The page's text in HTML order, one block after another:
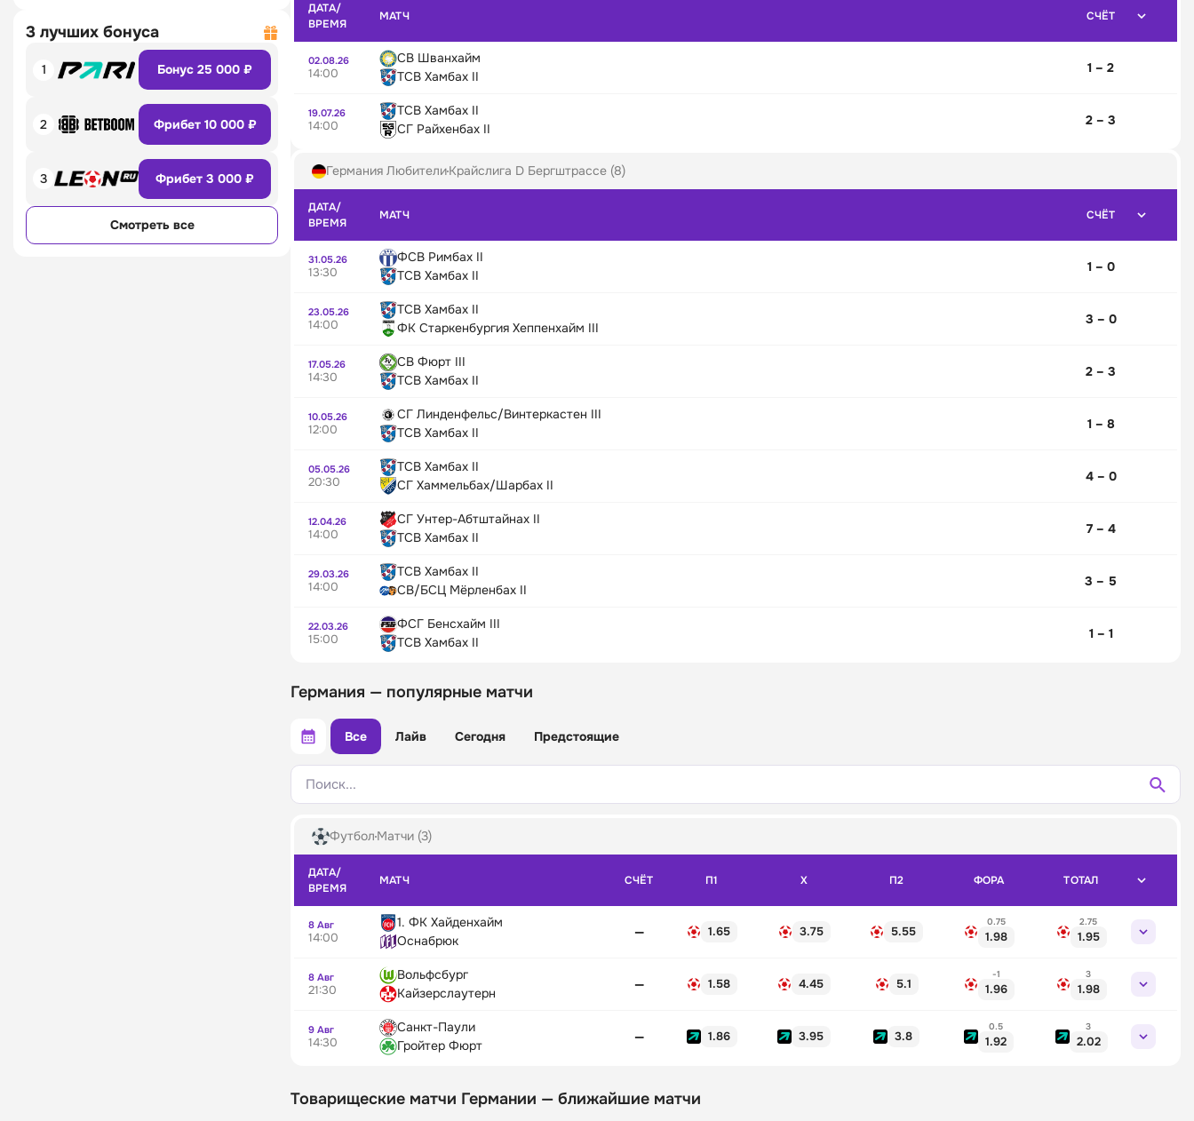
3 лучших бонуса
1 Бонус 25 000 ₽
2 Фрибет 10 000 ₽
3 Фрибет 3 000 ₽
Смотреть все
ДАТА/
ВРЕМЯ
МАТЧ СЧЁТ
02.08.26
14:00
СВ Шванхайм
ТСВ Хамбах II
1 – 2
19.07.26
14:00
ТСВ Хамбах II
СГ Райхенбах II
2 – 3
Германия ЛюбителиКрайслига D Бергштрассе (8)
ДАТА/
ВРЕМЯ
МАТЧ СЧЁТ
31.05.26
13:30
ФСВ Римбах II
ТСВ Хамбах II
1 – 0
23.05.26
14:00
ТСВ Хамбах II
ФК Старкенбургия Хеппенхайм III
3 – 0
17.05.26
14:30
СВ Фюрт III
ТСВ Хамбах II
2 – 3
10.05.26
12:00
СГ Линденфельс/Винтеркастен III
ТСВ Хамбах II
1 – 8
05.05.26
20:30
ТСВ Хамбах II
СГ Хаммельбах/Шарбах II
4 – 0
12.04.26
14:00
СГ Унтер-Абтштайнах II
ТСВ Хамбах II
7 – 4
29.03.26
14:00
ТСВ Хамбах II
СВ/БСЦ Мёрленбах II
3 – 5
22.03.26
15:00
ФСГ Бенсхайм III
ТСВ Хамбах II
1 – 1
Германия — популярные матчи
Все Лайв Сегодня Предстоящие
Поиск...
Футбол Матчи (3)
ДАТА/
ВРЕМЯ
МАТЧ СЧЁТ П1 X П2 ФОРА ТОТАЛ
8 Авг
14:00
1. ФК Хайденхайм
Оснабрюк
— 1.65 3.75 5.55
0.75
1.98
2.75
1.95
8 Авг
21:30
Вольфсбург
Кайзерслаутерн
— 1.58 4.45 5.1
-1
1.96
3
1.98
9 Авг
14:30
Санкт-Паули
Гройтер Фюрт
— 1.86 3.95 3.8
0.5
1.92
3
2.02
Товарищеские матчи Германии — ближайшие матчи